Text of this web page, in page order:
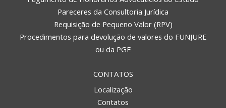
Pareceres da Consultoria Jurídica
Requisição de Pequeno Valor (RPV)
Procedimentos para devolução de valores do FUNJURE
ou da PGE
CONTATOS
Localização
Contatos